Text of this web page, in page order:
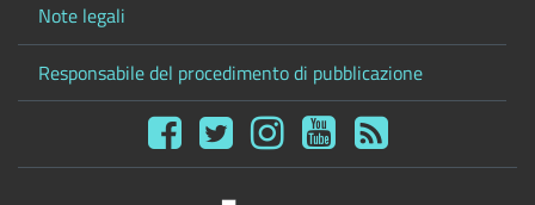
Note legali
Responsabile del procedimento di pubblicazione